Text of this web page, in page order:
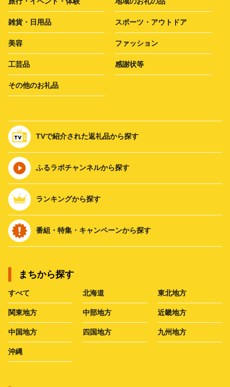
雑貨・日用品 スポーツ・アウトドア
美容 ファッション
工芸品 感謝状等
その他のお礼品
TVで紹介された返礼品から探す
ふるラボチャンネルから探す
ランキングから探す
番組・特集・キャンペーンから探す
まちから探す
すべて 北海道 東北地方
関東地方 中部地方 近畿地方
中国地方 四国地方 九州地方
沖縄